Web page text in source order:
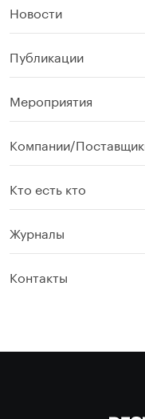
Новости
Публикации
Мероприятия
Компании/
Кто есть кто
Журналы
Контакты